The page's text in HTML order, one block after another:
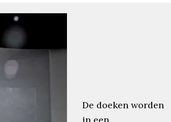
De doeken worden